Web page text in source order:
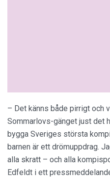
– Det känns både pirrigt och
Sommarlovs-gänget just det
bygga Sveriges största
barnen är ett drömuppdrag.
alla skratt – och alla
Edfeldt i ett